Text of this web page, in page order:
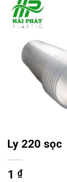
Ly 220 sọc
1 ₫